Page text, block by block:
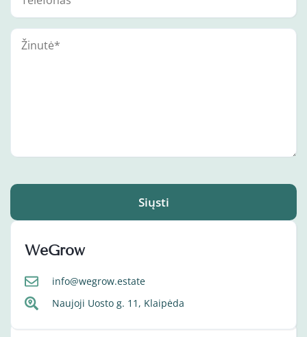
Siųsti
WeGrow
info@wegrow.estate
Naujoji Uosto g. 11, Klaipėda